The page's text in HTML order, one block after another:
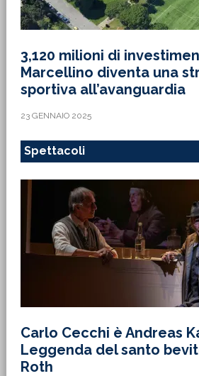
3,120 milioni di
Marcellino diventa una
sportiva all’avanguardia
23 GENNAIO 2025
Spettacoli
Carlo Cecchi è Andreas
Leggenda del santo
Roth